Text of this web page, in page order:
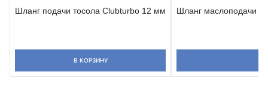
Шланг подачи тосола Clubturbo 12 мм
В КОРЗИНУ
Шланг маслоподачи